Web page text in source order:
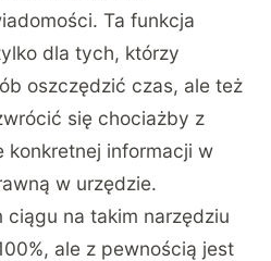
Ta funkcja
dla tych, którzy
oszczędzić czas, ale też
się chociażby z
konkretnej informacji w
w urzędzie.
na takim narzędziu
ale z pewnością jest